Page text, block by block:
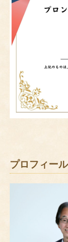
プロフィール